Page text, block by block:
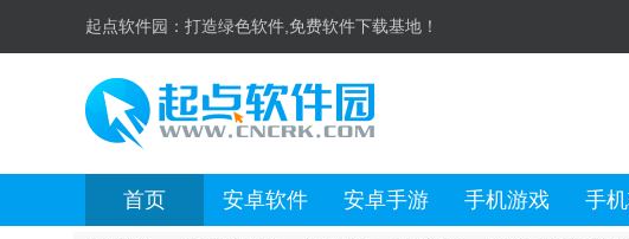
起点软件园： 打造绿色软件,免费软件下载基地！
首页 安卓软件 安卓手游 手机游戏 手